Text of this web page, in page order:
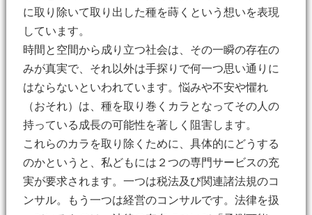
に取り除いて取り出した種を蒔くという想いを表現
しています。
時間と空間から成り立つ社会は、その一瞬の存在の
みが真実で、それ以外は手探りで何一つ思い通りに
はならないといわれています。悩みや不安や懼れ
（おそれ）は、種を取り巻くカラとなってその人の
持っている成長の可能性を著しく阻害します。
これらのカラを取り除くために、具体的にどうする
のかというと、私どもには２つの専門サービスの充
実が要求されます。一つは税法及び関連諸法規のコ
ンサル。もう一つは経営のコンサルです。法律を扱